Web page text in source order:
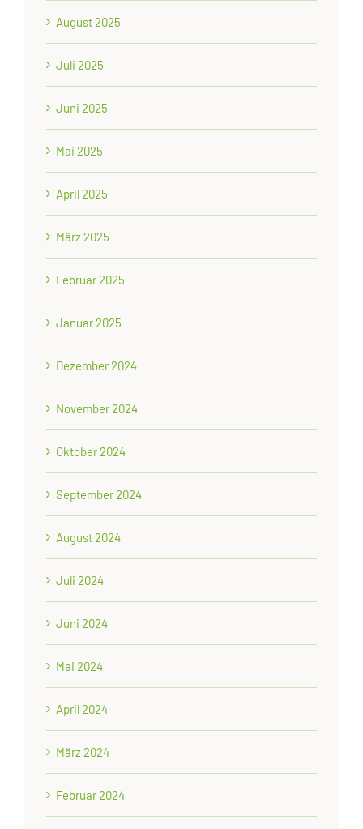
August 2025
Juli 2025
Juni 2025
Mai 2025
April 2025
März 2025
Februar 2025
Januar 2025
Dezember 2024
November 2024
Oktober 2024
September 2024
August 2024
Juli 2024
Juni 2024
Mai 2024
April 2024
März 2024
Februar 2024